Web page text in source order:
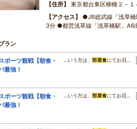
住所
東京都台東区柳橋２－１
アクセス
●JR総武線「浅草
3分 ●都営浅草線「浅草橋駅」A6
ラン
ポーツ観戦【朝食・
最強！
…いう方は、 部屋食にてお召…
ポーツ観戦【朝食・
最強！
…いう方は、 部屋食にてお召…